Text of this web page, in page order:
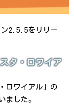
ン2.5.5をリリー
タ・ロワイア
ロワイアル」の
ました。